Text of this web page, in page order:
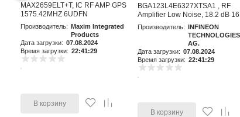
MAX2659ELT+T, IC RF AMP GPS
1575.42MHZ 6UDFN
Производитель:
Maxim Integrated
Products
Дата загрузки: 07.08.2024
Время загрузки: 22:41:29
В корзину
BGA123L4E6327XTSA1 , RF
Amplifier Low Noise, 18.2 dB
MHz, 4-Pin TSLP-4-11
Производитель:
INFINEON
TECHNOLOGIES
AG.
Дата загрузки: 07.08.2024
Время загрузки: 22:41:29
В корзину